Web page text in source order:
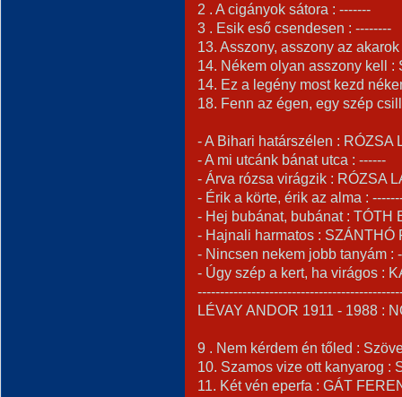
2 . A cigányok sátora : -------
3 . Esik eső csendesen : --------
13. Asszony, asszony az
14. Nékem olyan asszony kell :
14. Ez a legény most kezd
18. Fenn az égen, egy szép
- A Bihari határszélen : RÓZSA
- A mi utcánk bánat utca : ------
- Árva rózsa virágzik : RÓZSA
- Érik a körte, érik az alma :
- Hej bubánat, bubánat : TÓTH
- Hajnali harmatos : SZÁNTHÓ
- Nincsen nekem jobb tanyám :
- Úgy szép a kert, ha virágos :
LÉVAY ANDOR 1911 - 1988 :
9 . Nem kérdem én tőled :
10. Szamos vize ott kanyarog :
11. Két vén eperfa : GÁT